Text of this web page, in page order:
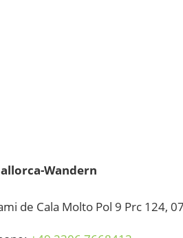
Wandern
de Cala Molto Pol 9 Prc 124,